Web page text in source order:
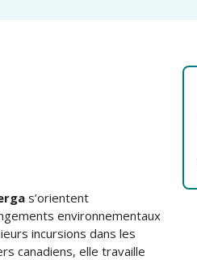
s’orientent
environnementaux
incursions dans les
canadiens, elle travaille